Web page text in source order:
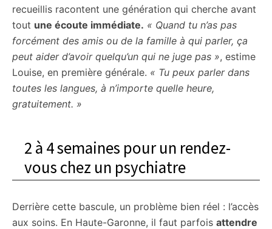
recueillis racontent une génération qui cherche avant
tout une écoute immédiate. « Quand tu n’as pas
forcément des amis ou de la famille à qui parler, ça
peut aider d’avoir quelqu’un qui ne juge pas », estime
Louise, en première générale. « Tu peux parler dans
toutes les langues, à n’importe quelle heure,
gratuitement. »
2 à 4 semaines pour un rendez-
vous chez un psychiatre
Derrière cette bascule, un problème bien réel : l’accès
aux soins. En Haute-Garonne, il faut parfois attendre